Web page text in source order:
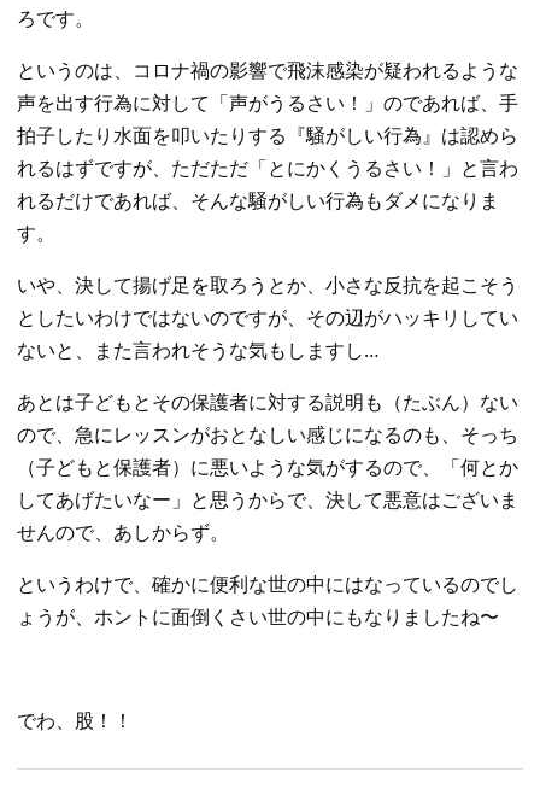
ろです。
というのは、コロナ禍の影響で飛沫感染が疑われるような
声を出す行為に対して「声がうるさい！」のであれば、手
拍子したり水面を叩いたりする『騒がしい行為』は認めら
れるはずですが、ただただ「とにかくうるさい！」と言わ
れるだけであれば、そんな騒がしい行為もダメになりま
す。
いや、決して揚げ足を取ろうとか、小さな反抗を起こそう
としたいわけではないのですが、その辺がハッキリしてい
ないと、また言われそうな気もしますし…
あとは子どもとその保護者に対する説明も（たぶん）ない
ので、急にレッスンがおとなしい感じになるのも、そっち
（子どもと保護者）に悪いような気がするので、「何とか
してあげたいなー」と思うからで、決して悪意はございま
せんので、あしからず。
というわけで、確かに便利な世の中にはなっているのでし
ょうが、ホントに面倒くさい世の中にもなりましたね〜
でわ、股！！